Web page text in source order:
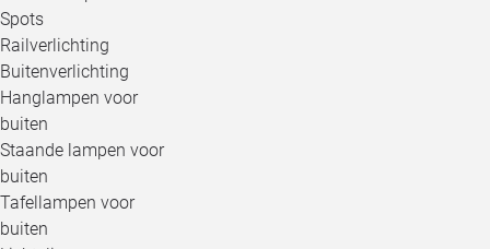
Spots
Railverlichting
Buitenverlichting
Hanglampen voor
buiten
Staande lampen voor
buiten
Tafellampen voor
buiten